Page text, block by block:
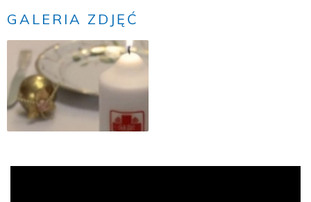
GALERIA ZDJĘĆ